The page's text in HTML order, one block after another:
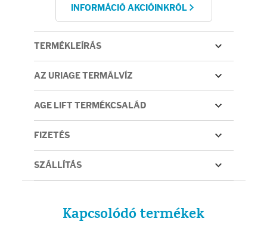
INFORMÁCIÓ AKCIÓINKRÓL
TERMÉKLEÍRÁS
AZ URIAGE TERMÁLVÍZ
AGE LIFT TERMÉKCSALÁD
FIZETÉS
SZÁLLÍTÁS
Kapcsolódó termékek